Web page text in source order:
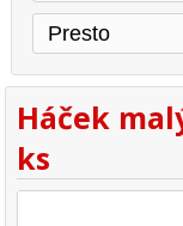
Háček
ks